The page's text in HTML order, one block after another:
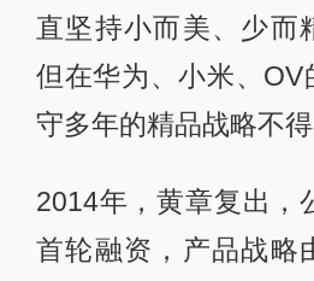
直坚持小而美、少而
但在华为、小米、OV
守多年的精品战略不得
2014年，黄章复出，
首轮融资，产品战略